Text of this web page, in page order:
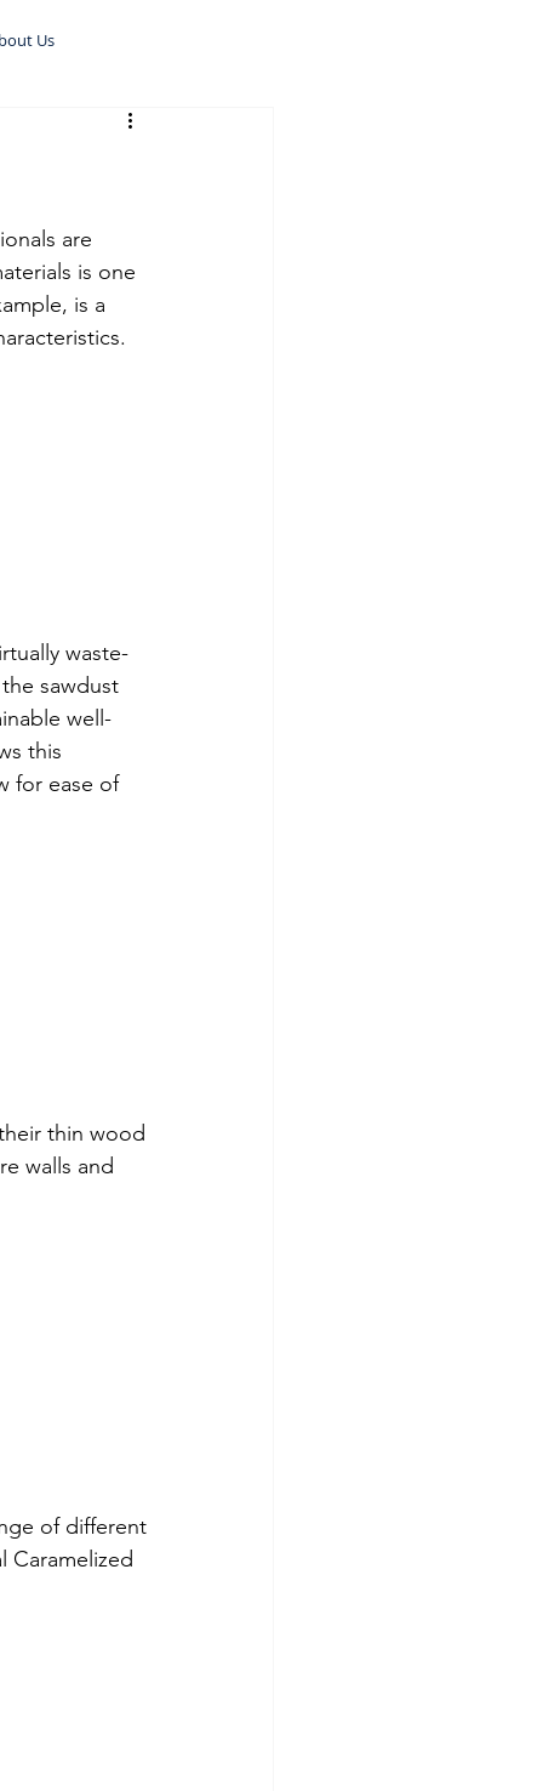
Us
are
is one
is a
waste-
sawdust
well-
this
for ease of
thin wood
walls and
of different
Caramelized